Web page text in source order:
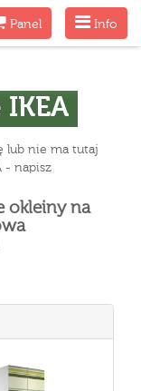
Menu
Info
Panel
lub nie ma tutaj
- napisz
okleiny na